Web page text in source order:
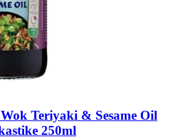
Teriyaki & Sesame Oil
250ml